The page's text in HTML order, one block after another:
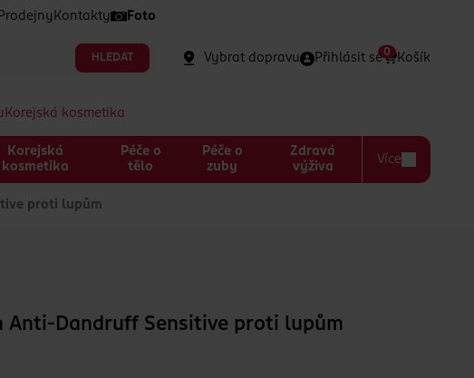
Prodejny Kontakty Foto
HLEDAT Vybrat dopravu Přihlásit se Košík
0
Korejská kosmetika
Korejská
kosmetika
Péče o
tělo
Péče o
zuby
Zdravá
výživa
Více
proti lupům
Anti-Dandruff Sensitive proti lupům